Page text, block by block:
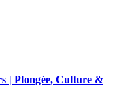
| Plongée, Culture &